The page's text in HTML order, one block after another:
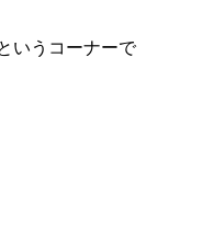
いうコーナーで